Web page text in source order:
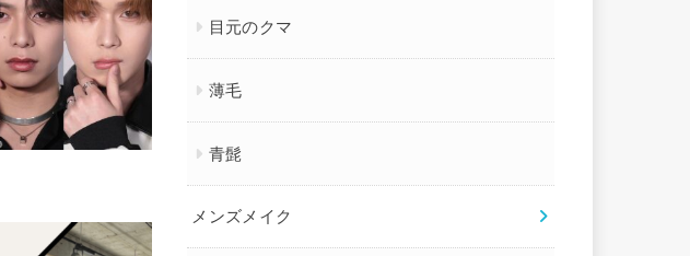
目元のクマ
薄毛
青髭
メンズメイク